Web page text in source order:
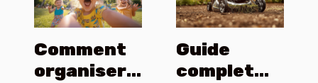
Comment
organiser
Guide
complet